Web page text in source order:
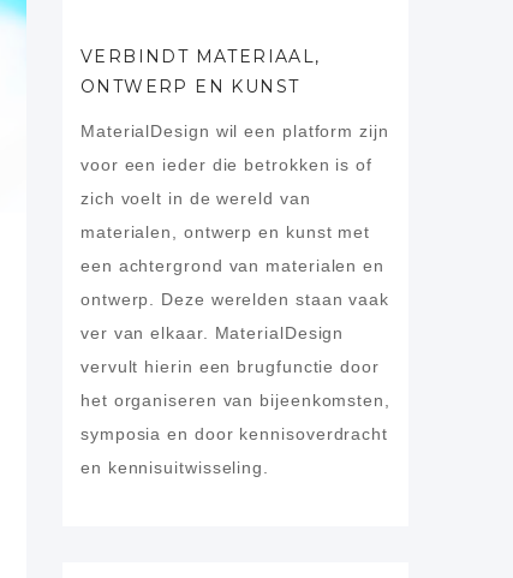
VERBINDT MATERIAAL,
ONTWERP EN KUNST
MaterialDesign wil een platform zijn
voor een ieder die betrokken is of
zich voelt in de wereld van
materialen, ontwerp en kunst met
een achtergrond van materialen en
ontwerp. Deze werelden staan vaak
ver van elkaar. MaterialDesign
vervult hierin een brugfunctie door
het organiseren van bijeenkomsten,
symposia en door kennisoverdracht
en kennisuitwisseling.